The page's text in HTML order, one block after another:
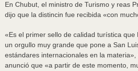
En Chubut, el ministro de Turismo y reas
dijo que la distincin fue recibida «con
«Es el primer sello de calidad turística que
un orgullo muy grande que pone a San
estándares internacionales en la
anunció que «a partir de este momento,